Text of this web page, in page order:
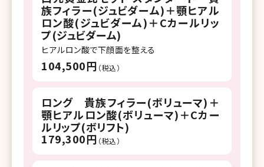
族フィラー(ジュビダーム)＋顎ヒアル
ロン酸(ジュビダーム)＋Cカールリッ
プ(ジュビダーム)
ヒアルロン酸で下顔面を整える
104,500円 （税込）
ロング 貴族フィラー(ボリューマ)＋
顎ヒアルロン酸(ボリューマ)＋Cカー
ルリップ(ボリフト)
179,300円 （税込）